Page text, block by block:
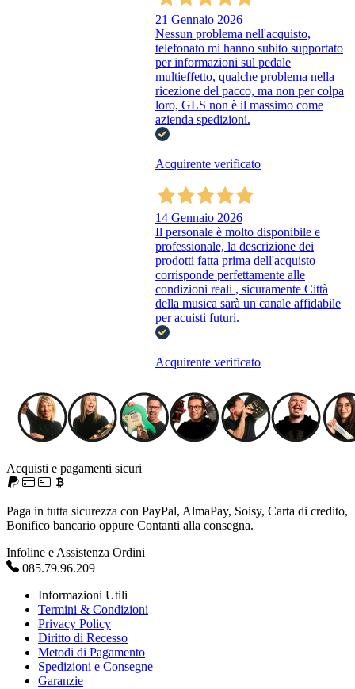
21 Gennaio 2026
Nessun problema nell'acquisto,
telefonato mi hanno subito supportato
per informazioni sul pedale
multieffetto, qualche problema nella
ricezione del pacco, ma non per colpa
loro, GLS non è il massimo come
azienda spedizioni.
Acquirente verificato
14 Gennaio 2026
Il personale è molto disponibile e
professionale, la descrizione dei
prodotti fatta prima dell'acquisto
corrisponde perfettamente alle
condizioni reali , sicuramente Città
della musica sarà un canale affidabile
per acuisti futuri.
Acquirente verificato
Acquisti e pagamenti sicuri
Paga in tutta sicurezza con PayPal, AlmaPay, Soisy, Carta di credito,
Bonifico bancario oppure Contanti alla consegna.
Infoline e Assistenza Ordini
085.79.96.209
Informazioni Utili
Termini & Condizioni
Privacy Policy
Diritto di Recesso
Metodi di Pagamento
Spedizioni e Consegne
Garanzie